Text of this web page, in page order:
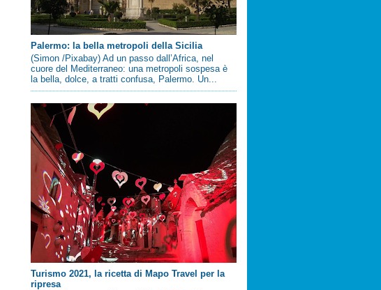
Palermo: la bella metropoli della Sicilia
(Simon /Pixabay) Ad un passo dall’Africa, nel
cuore del Mediterraneo: una metropoli sospesa è
la bella, dolce, a tratti confusa, Palermo. Un...
Turismo 2021, la ricetta di Mapo Travel per la
ripresa